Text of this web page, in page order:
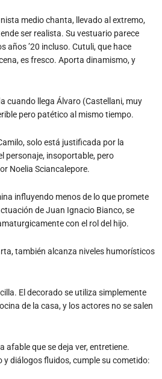
medio chanta, llevado al extremo,
ser realista. Su vestuario parece
años ’20 incluso. Cutuli, que hace
es fresco. Aporta dinamismo, y
cuando llega Álvaro (Castellani, muy
pero patético al mismo tiempo.
solo está justificada por la
personaje, insoportable, pero
Noelia Sciancalepore.
influyendo menos de lo que promete
de Juan Ignacio Bianco, se
con el rol del hijo.
también alcanza niveles humorísticos
El decorado se utiliza simplemente
de la casa, y los actores no se salen
afable que se deja ver, entretiene.
y diálogos fluidos, cumple su cometido: